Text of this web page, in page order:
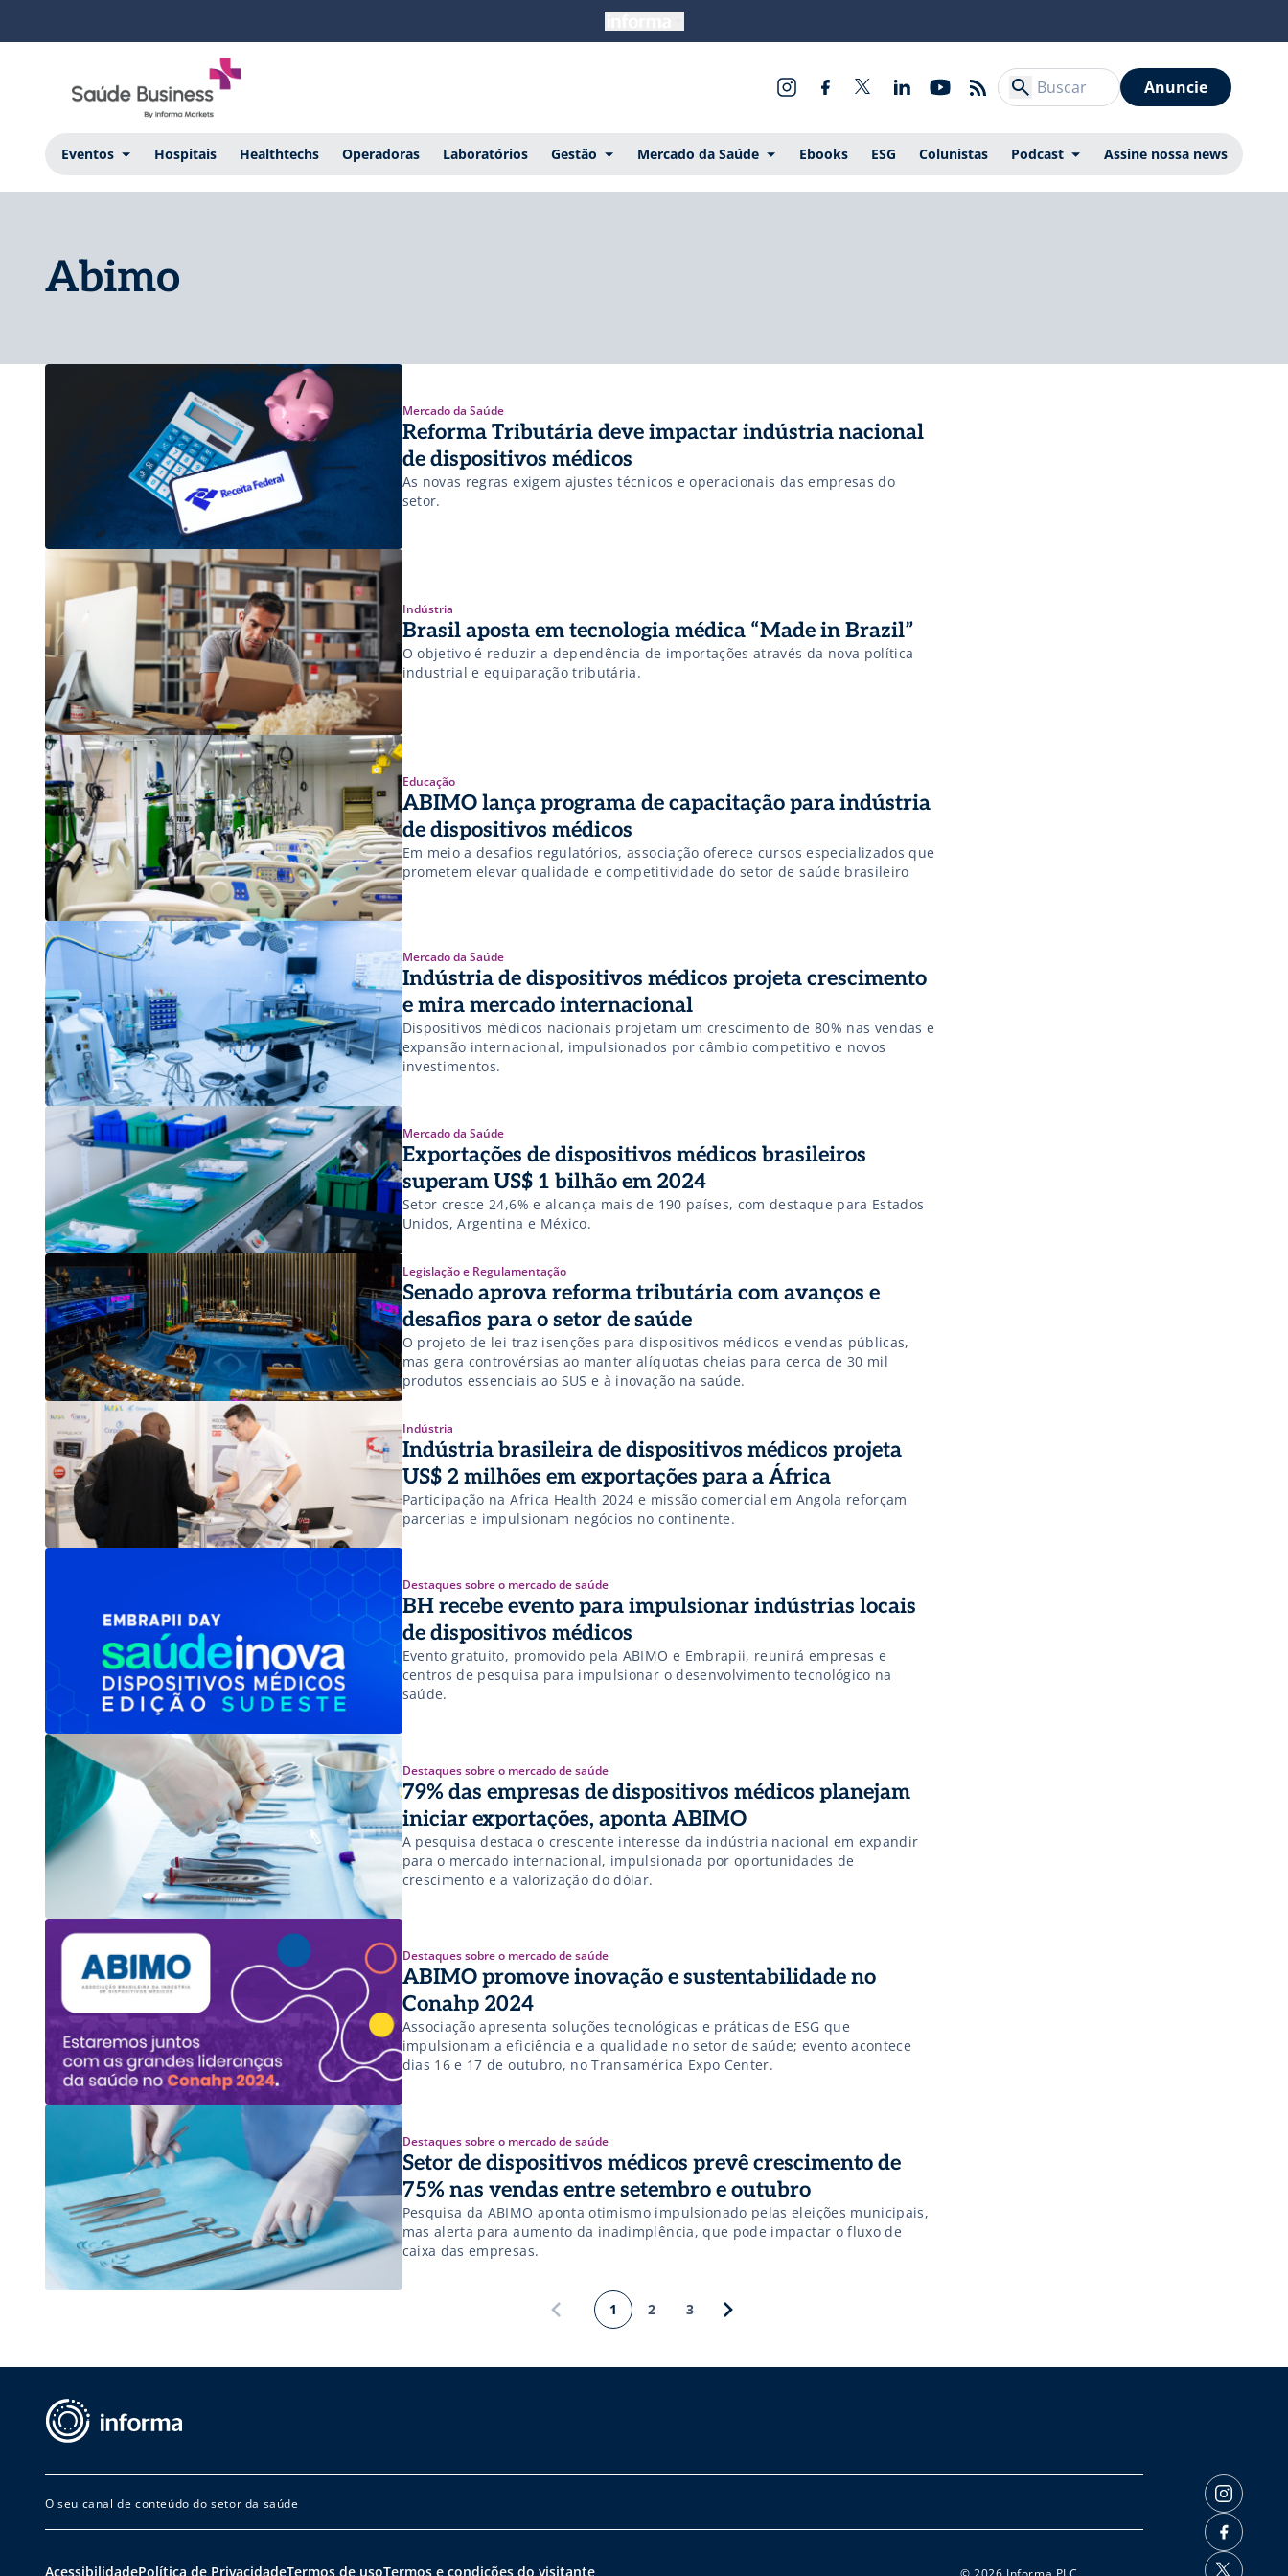
Anuncie
Eventos Hospitais Healthtechs Operadoras Laboratórios Gestão Mercado da Saúde Ebooks ESG Colunistas Podcast Assine nossa news
Abimo
Mercado da Saúde
Reforma Tributária deve impactar indústria nacional
de dispositivos médicos
As novas regras exigem ajustes técnicos e operacionais das empresas do
setor.
Indústria
Brasil aposta em tecnologia médica “Made in Brazil”
O objetivo é reduzir a dependência de importações através da nova política
industrial e equiparação tributária.
Educação
ABIMO lança programa de capacitação para indústria
de dispositivos médicos
Em meio a desafios regulatórios, associação oferece cursos especializados que
prometem elevar qualidade e competitividade do setor de saúde brasileiro
Mercado da Saúde
Indústria de dispositivos médicos projeta crescimento
e mira mercado internacional
Dispositivos médicos nacionais projetam um crescimento de 80% nas vendas e
expansão internacional, impulsionados por câmbio competitivo e novos
investimentos.
Mercado da Saúde
Exportações de dispositivos médicos brasileiros
superam US$ 1 bilhão em 2024
Setor cresce 24,6% e alcança mais de 190 países, com destaque para Estados
Unidos, Argentina e México.
Legislação e Regulamentação
Senado aprova reforma tributária com avanços e
desafios para o setor de saúde
O projeto de lei traz isenções para dispositivos médicos e vendas públicas,
mas gera controvérsias ao manter alíquotas cheias para cerca de 30 mil
produtos essenciais ao SUS e à inovação na saúde.
Indústria
Indústria brasileira de dispositivos médicos projeta
US$ 2 milhões em exportações para a África
Participação na Africa Health 2024 e missão comercial em Angola reforçam
parcerias e impulsionam negócios no continente.
Destaques sobre o mercado de saúde
BH recebe evento para impulsionar indústrias locais
de dispositivos médicos
Evento gratuito, promovido pela ABIMO e Embrapii, reunirá empresas e
centros de pesquisa para impulsionar o desenvolvimento tecnológico na
saúde.
Destaques sobre o mercado de saúde
79% das empresas de dispositivos médicos planejam
iniciar exportações, aponta ABIMO
A pesquisa destaca o crescente interesse da indústria nacional em expandir
para o mercado internacional, impulsionada por oportunidades de
crescimento e a valorização do dólar.
Destaques sobre o mercado de saúde
ABIMO promove inovação e sustentabilidade no
Conahp 2024
Associação apresenta soluções tecnológicas e práticas de ESG que
impulsionam a eficiência e a qualidade no setor de saúde; evento acontece
dias 16 e 17 de outubro, no Transamérica Expo Center.
Destaques sobre o mercado de saúde
Setor de dispositivos médicos prevê crescimento de
75% nas vendas entre setembro e outubro
Pesquisa da ABIMO aponta otimismo impulsionado pelas eleições municipais,
mas alerta para aumento da inadimplência, que pode impactar o fluxo de
caixa das empresas.
1 2 3
O seu canal de conteúdo do setor da saúde
AcessibilidadePolítica de PrivacidadeTermos de usoTermos e condições do visitante